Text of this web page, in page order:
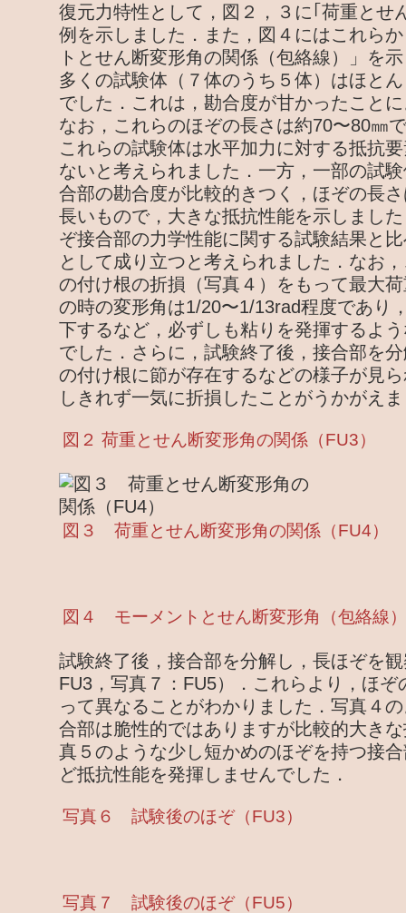
復元力特性として，図２，３に｢荷重とせ
例を示しました．また，図４にはこれら
トとせん断変形角の関係（包絡線）」を
多くの試験体（７体のうち５体）はほと
でした．これは，勘合度が甘かったこと
なお，これらのほぞの長さは約70〜80㎜
これらの試験体は水平加力に対する抵抗
ないと考えられました．一方，一部の試
合部の勘合度が比較的きつく，ほぞの長
長いもので，大きな抵抗性能を示しまし
ぞ接合部の力学性能に関する試験結果と
として成り立つと考えられました．なお
の付け根の折損（写真４）をもって最大
の時の変形角は1/20〜1/13rad程度であり
下するなど，必ずしも粘りを発揮するよ
でした．さらに，試験終了後，接合部を
の付け根に節が存在するなどの様子が見
しきれず一気に折損したことがうかがえ
図２ 荷重とせん断変形角の関係（FU3）
図３ 荷重とせん断変形角の関係（FU4）
図４ モーメントとせん断変形角（包絡線）
試験終了後，接合部を分解し，長ほぞを
FU3，写真７：FU5）．これらより，ほ
って異なることがわかりました．写真４
合部は脆性的ではありますが比較的大き
真５のような少し短かめのほぞを持つ接
ど抵抗性能を発揮しませんでした．
写真６ 試験後のほぞ（FU3）
写真７ 試験後のほぞ（FU5）